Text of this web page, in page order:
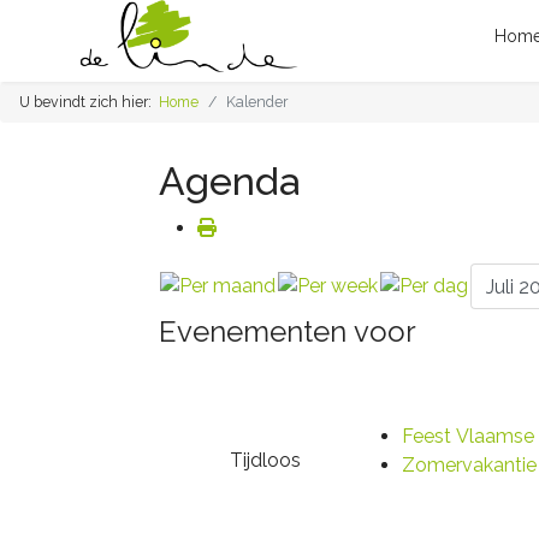
U bevindt zich hier: Home Kalender
Agenda
Evenementen voor
Tijdloos
Feest
Zomervakantie